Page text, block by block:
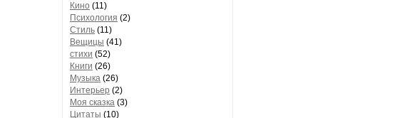
Кино (11)
Психология (2)
Стиль (11)
Вещицы (41)
стихи (52)
Книги (26)
Музыка (26)
Интерьер (2)
Моя сказка (3)
Цитаты (10)